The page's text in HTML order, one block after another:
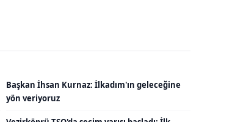
Başkan İhsan Kurnaz: İlkadım'ın geleceğine
yön veriyoruz